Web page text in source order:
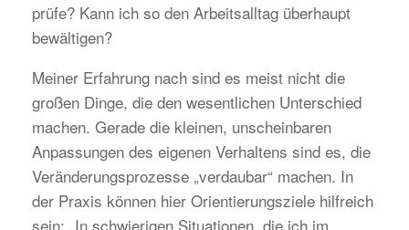
prüfe? Kann ich so den Arbeitsalltag überhaupt
bewältigen?
Meiner Erfahrung nach sind es meist nicht die
großen Dinge, die den wesentlichen Unterschied
machen. Gerade die kleinen, unscheinbaren
Anpassungen des eigenen Verhaltens sind es, die
Veränderungsprozesse „verdaubar“ machen. In
der Praxis können hier Orientierungsziele hilfreich
sein: „In schwierigen Situationen, die ich im